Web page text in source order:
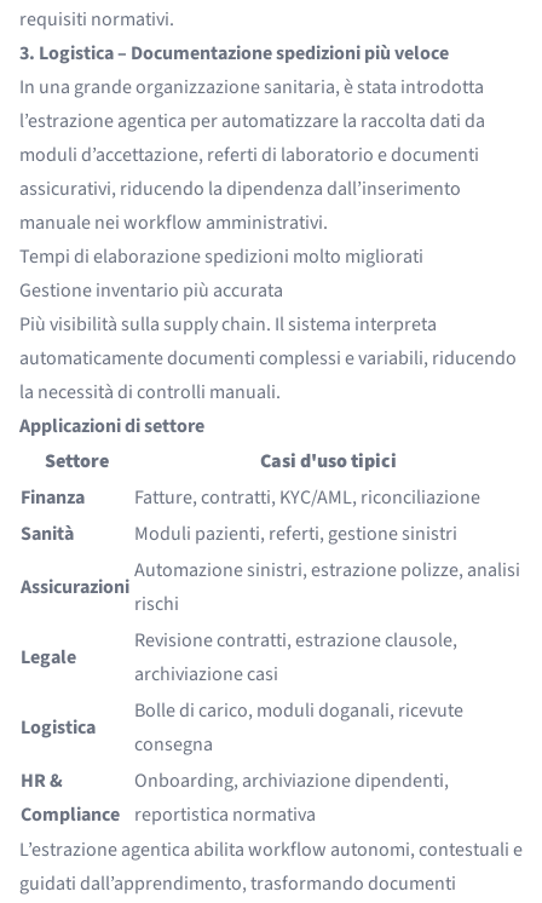
requisiti normativi.
3. Logistica – Documentazione spedizioni più veloce
In una grande organizzazione sanitaria, è stata introdotta
l’estrazione agentica per automatizzare la raccolta dati da
moduli d’accettazione, referti di laboratorio e documenti
assicurativi, riducendo la dipendenza dall’inserimento
manuale nei workflow amministrativi.
Tempi di elaborazione spedizioni molto migliorati
Gestione inventario più accurata
Più visibilità sulla supply chain. Il sistema interpreta
automaticamente documenti complessi e variabili, riducendo
la necessità di controlli manuali.
Applicazioni di settore
Settore
Casi d'uso tipici
Finanza
Fatture, contratti, KYC/AML, riconciliazione
Sanità
Moduli pazienti, referti, gestione sinistri
Assicurazioni
Automazione sinistri, estrazione polizze, analisi
rischi
Legale
Revisione contratti, estrazione clausole,
archiviazione casi
Logistica
Bolle di carico, moduli doganali, ricevute
consegna
HR &
Compliance
Onboarding, archiviazione dipendenti,
reportistica normativa
L’estrazione agentica abilita workflow autonomi, contestuali e
guidati dall’apprendimento, trasformando documenti